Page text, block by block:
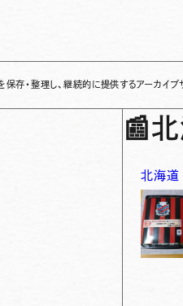
継続的に提供するアーカイブサイトです✌
📰
北海道